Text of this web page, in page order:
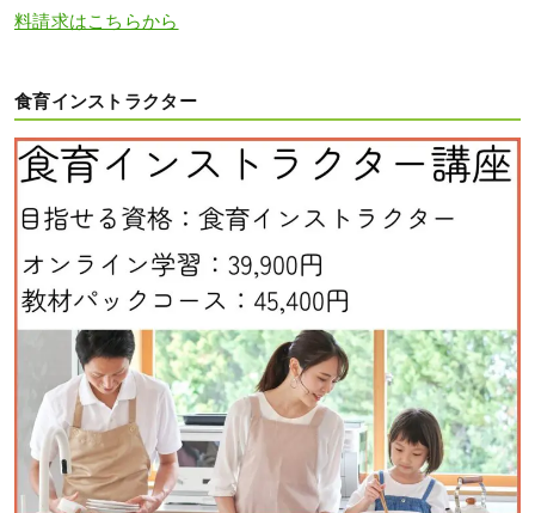
料請求はこちらから
食育インストラクター